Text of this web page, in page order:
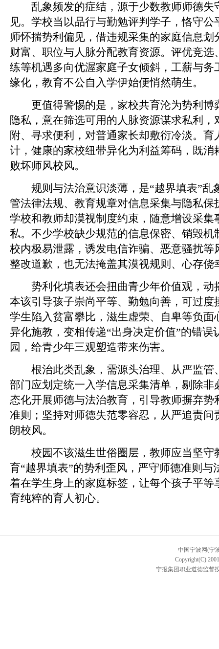
乱象频发的症结，源于少数教师师德失
见。学校当以品行与勤勉评判学子，恪守
师怀揣势利偏见，借违规采集的家庭信息
财富、职位与人脉分配教育资源。评优竞
练等机遇多向优渥家庭子女倾斜，工薪与务
缘化，教育不公自入学伊始便悄然萌生。
更值得警惕的是，家校共育沦为势利博
隐私，意在筛选可用的人脉资源谋求私利
附、寻求便利，对普通家长却敷衍冷淡。育
计，健康的家校纽带异化为利益筹码，既消
败坏师风校风。
规则与法治意识淡薄，是“越界填表”乱
管法律法规、教育规章对信息采集与隐私保
学校和教师却漠视制度约束，随意增设采集
私。不少学校缺少规范的信息保密、销毁机
校内极易泄露，诱发电信诈骗、恶意骚扰等
整改道歉，也无法掩盖其漠视规则、心存侥
势利化填表还会扭曲青少年价值观，动
本该引导孩子崇尚平等、勤勉向善，可过度
学生陷入贫富攀比，滋生虚荣、自卑等负面
异化施教，变相传递“出身决定价值”的错误
园，给青少年三观塑造带来伤害。
根治此类乱象，需源头治理、从严监管
部门应划定统一入学信息采集清单，剔除非
态化开展师德与法治教育，引导教师摒弃势
准则；坚持对师德失范零容忍，从严追责问
朗校风。
校园不该滋生世俗圈层，教师应当坚守
育“越界填表”的势利歪风，严守师德准则与
着在学生身上的家庭标签，让每个孩子平等
育纯粹的育人初心。
中国宁波网(宁
Copyright(C)
宁报集团职业道德监督